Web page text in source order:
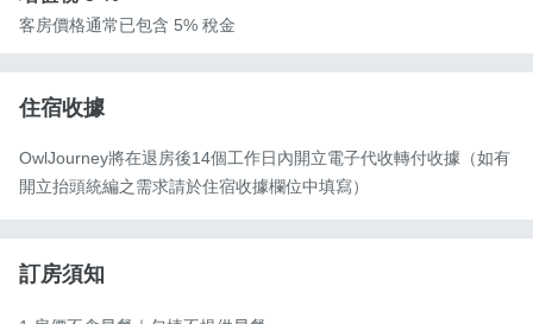
客房價格通常已包含 5% 稅金
住宿收據
OwlJourney將在退房後14個工作日內開立電子代收轉付收據（如有
開立抬頭統編之需求請於住宿收據欄位中填寫）
訂房須知